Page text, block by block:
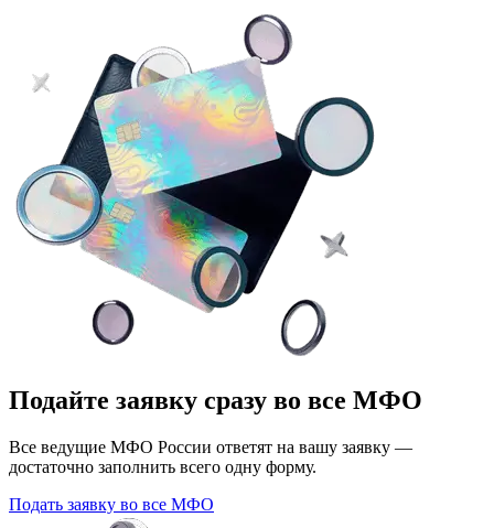
Подайте заявку сразу во все МФО
Все ведущие МФО России ответят на вашу заявку —
достаточно заполнить всего одну форму.
Подать заявку во все МФО